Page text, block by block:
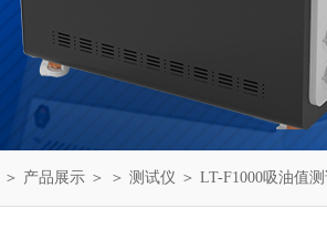
＞ 产品展示 ＞ ＞ 测试仪 ＞ LT-F1000吸油值